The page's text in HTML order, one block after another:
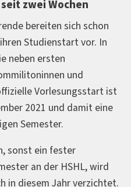
zwei Wochen
bereiten sich schon
Studienstart vor. In
neben ersten
und
Vorlesungsstart ist
2021 und damit eine
Semester.
sonst ein fester
an der HSHL, wird
in diesem Jahr verzichtet.